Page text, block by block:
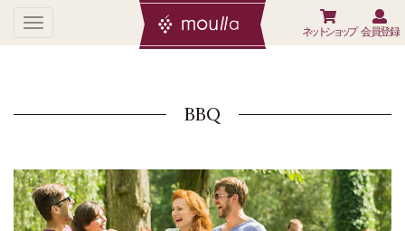
会員登録
ネットショップ
BBQ